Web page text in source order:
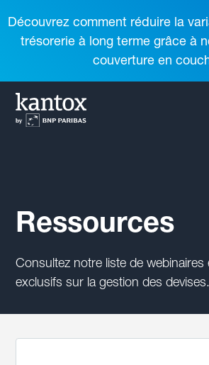
Découvrez comment réduire la
trésorerie à long terme grâce à
couverture en
Ressources
Consultez notre liste de
exclusifs sur la gestion des devises.